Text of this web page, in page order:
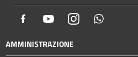
Facebook YoutubeInstagram
AMMINISTRAZIONE